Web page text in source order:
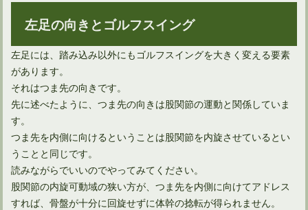
ドライバーのバックスピンが飛距離減の原因というのは間違い
左足の向きとゴルフスイング
左足には、踏み込み以外にもゴルフスイングを大きく変える要素
があります。
それはつま先の向きです。
先に述べたように、つま先の向きは股関節の運動と関係していま
す。
つま先を内側に向けるということは股関節を内旋させているとい
うことと同じです。
読みながらでいいのでやってみてください。
股関節の内旋可動域の狭い方が、つま先を内側に向けてアドレス
すれば、骨盤が十分に回旋せずに体幹の捻転が得られません。